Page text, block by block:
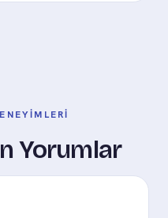
Yorumlar